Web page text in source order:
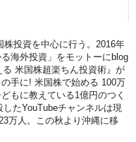
株投資を中心に行う。2016年
海外投資」をモットーにblog
米国株超楽ちん投資術』が
手に! 米国株で始める 100万
もに教えている1億円のつく
たYouTubeチャンネルは現
万人。この秋より沖縄に移